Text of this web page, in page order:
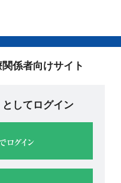
係者向けサイト
してログイン